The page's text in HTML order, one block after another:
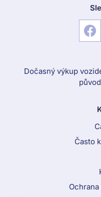
Dočasný výkup
Často